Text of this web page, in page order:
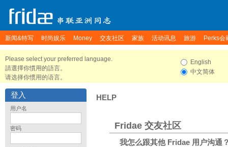
新闻&特写 时尚娱乐 Money 交友社区 家族 活动讯息 旅游 Perks会
Please select your preferred language.
請選擇你慣用的語言。
请选择你惯用的语言。
English
中文简体
登入
用户名
密码
HELP
Fridae 交友社区
我怎么跟其他 Fridae 用户沟通